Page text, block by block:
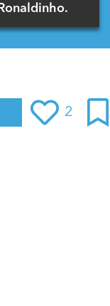
2